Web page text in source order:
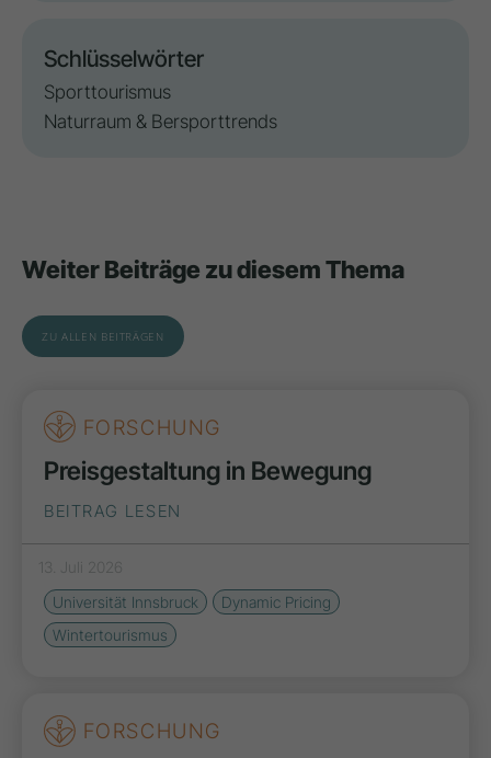
Schlüsselwörter
Sporttourismus
Naturraum & Bersporttrends
Weiter Beiträge zu diesem Thema
ZU ALLEN BEITRÄGEN
FORSCHUNG
Preisgestaltung in Bewegung
BEITRAG LESEN
13. Juli 2026
Universität Innsbruck
Dynamic Pricing
Wintertourismus
FORSCHUNG